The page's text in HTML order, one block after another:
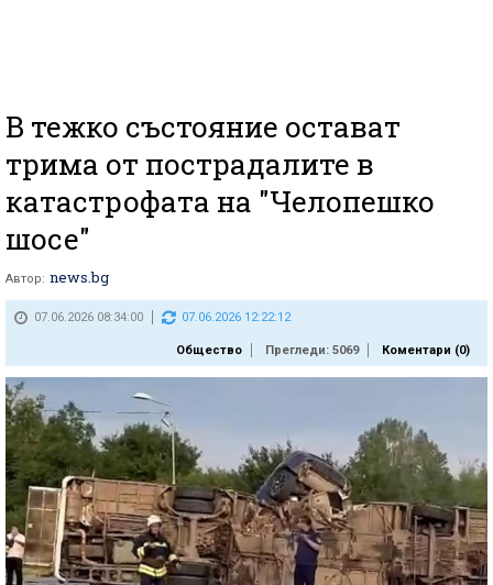
В тежко състояние остават
трима от пострадалите в
катастрофата на "Челопешко
шосе"
Автор: news.bg
07.06.2026 08:34:00 07.06.2026 12:22:12
Общество Прегледи: 5069 Коментари (0)